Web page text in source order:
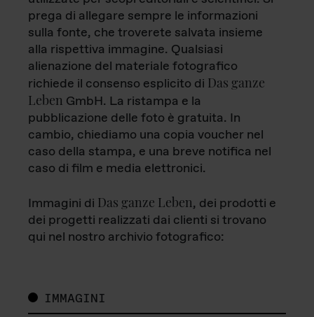
prega di allegare sempre le informazioni
sulla fonte, che troverete salvata insieme
alla rispettiva immagine. Qualsiasi
alienazione del materiale fotografico
richiede il consenso esplicito di Das ganze
Leben GmbH. La ristampa e la
pubblicazione delle foto è gratuita. In
cambio, chiediamo una copia voucher nel
caso della stampa, e una breve notifica nel
caso di film e media elettronici.
Immagini di Das ganze Leben, dei prodotti e
dei progetti realizzati dai clienti si trovano
qui nel nostro archivio fotografico:
IMMAGINI